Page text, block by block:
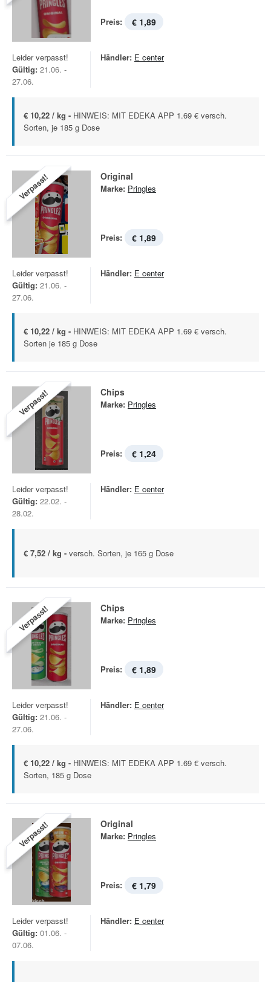
Preis: € 1,89
Leider verpasst!
Gültig: 21.06. -
27.06.
Händler: E center
€ 10,22 / kg - HINWEIS: MIT EDEKA APP 1.69 € versch.
Sorten, je 185 g Dose
Verpasst! Original
Marke: Pringles
Preis: € 1,89
Leider verpasst!
Gültig: 21.06. -
27.06.
Händler: E center
€ 10,22 / kg - HINWEIS: MIT EDEKA APP 1.69 € versch.
Sorten je 185 g Dose
Verpasst! Chips
Marke: Pringles
Preis: € 1,24
Leider verpasst!
Gültig: 22.02. -
28.02.
Händler: E center
€ 7,52 / kg - versch. Sorten, je 165 g Dose
Verpasst! Chips
Marke: Pringles
Preis: € 1,89
Leider verpasst!
Gültig: 21.06. -
27.06.
Händler: E center
€ 10,22 / kg - HINWEIS: MIT EDEKA APP 1.69 € versch.
Sorten, 185 g Dose
Verpasst! Original
Marke: Pringles
Preis: € 1,79
Leider verpasst!
Gültig: 01.06. -
07.06.
Händler: E center